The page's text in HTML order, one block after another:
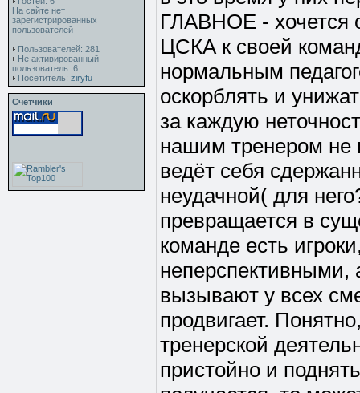
На сайте нет
зарегистрированных
пользователей
Пользователей: 281
Не активированный
пользователь: 6
Посетитель: ziryfu
Счётчики
ГЛАВНОЕ - хочется
ЦСКА к своей
нормальным
оскорблять и
за каждую
нашим тренером не
ведёт себя
неудачной( для
превращается в
команде есть
неперспективными,
вызывают у всех
продвигает.
тренерской
пристойно и